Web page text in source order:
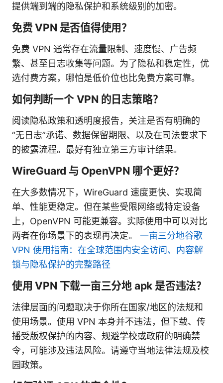
提供端到端的隐私保护和系统级别的加密。
免费 VPN 是否值得使用？
免费 VPN 通常存在流量限制、速度慢、广告频
繁、甚至日志收集等问题。为了隐私和稳定性，优
选付费方案，哪怕是低价位也比免费方案可靠。
如何判断一个 VPN 的日志策略？
阅读隐私政策和透明度报告，关注是否有明确的
“无日志”承诺、数据保留期限、以及在司法要求下
的披露流程。最好有独立第三方审计结果。
WireGuard 与 OpenVPN 哪个更好？
在大多数情况下，WireGuard 速度更快、实现简
单、性能更稳定。但在某些受限网络或特定设备
上，OpenVPN 可能更兼容。实际使用中可以对比
两者在你场景下的表现再决定。 一亩三分地谷歌
VPN 使用指南：在全球范围内安全访问、内容解
锁与隐私保护的完整路径
使用 VPN 下载一亩三分地 apk 是否违法？
法律层面的问题取决于你所在国家/地区的法规和
使用场景。使用 VPN 本身并不违法，但下载、传
播受版权保护的内容、规避学校或政府的明确禁
令，可能涉及违法风险。请遵守当地法律法规及校
园政策。